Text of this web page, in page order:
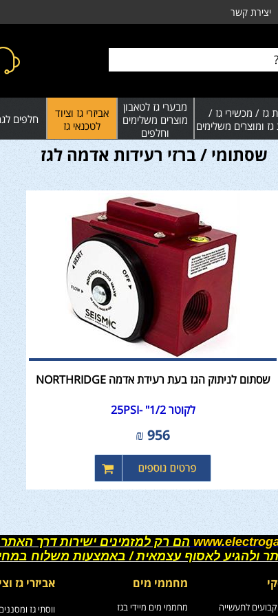
יצירת קשר
גז / מכשירי גז /
גז ומוצרים משלימים
מבערי גז לטאבון
מוצרים משלימים
וחלפים
אביזרי גז וציוד
לטכנאי גז
חלפים
שסתומי / ברזי רעידות אדמה לגז
שסתום לניתוק הגז בעת רעידת אדמה NORTHRIDGE
לקוטר 1/2" -25PSI
956
₪
הם רק למזמינים ישירות דרך
ולהגיע לאסוף עצמאית / באמצעות משלוח
מחממי מים אביזרי גז
לתעשייה
מחממי מים מיידי בגז
ווסתי גז ומסננים